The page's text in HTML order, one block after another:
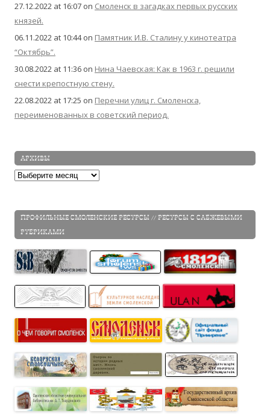
27.12.2022 at 16:07 on Смоленск в загадках первых русских
князей.
06.11.2022 at 10:44on Памятник И.В. Сталину у кинотеатра
“Октябрь”.
30.08.2022 at 11:36 on Нина Чаевская: Как в 1963 г. решили
снести крепостную стену.
22.08.2022 at 17:25 on Перечни улиц г. Смоленска,
переименованных в советский период.
АРХИВЫ
Архивы
ПРОФИЛЬНЫЕ СМОЛЕНСКИЕ РЕСУРСЫ // РЕСУРСЫ С САБЖЕВЫМИ
РУБРИКАМИ